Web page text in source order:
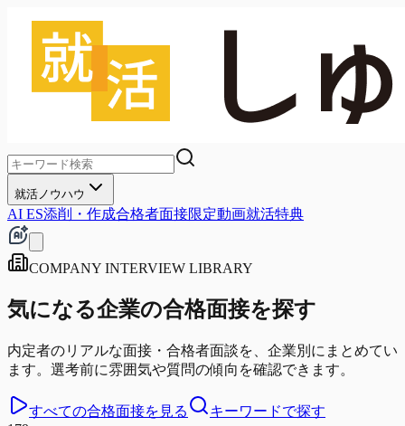
就活ノウハウ
AI ES添削・作成合格者面接限定動画就活特典
COMPANY INTERVIEW LIBRARY
気になる企業の合格面接を探す
内定者のリアルな面接・合格者面談を、企業別にまとめてい
ます。選考前に雰囲気や質問の傾向を確認できます。
すべての合格面接を見る
キーワードで探す